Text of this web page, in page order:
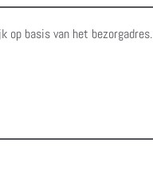
op basis van het bezorgadres.